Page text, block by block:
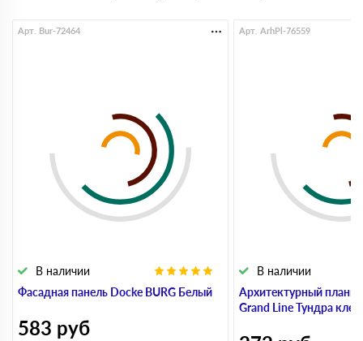
Фасадная панель Docke BURG Белый
В наличии
Арт. Bur-72464
583 руб
Архитектурный
Grand Line Тундра
В наличии
Арт. ArhPl-76559